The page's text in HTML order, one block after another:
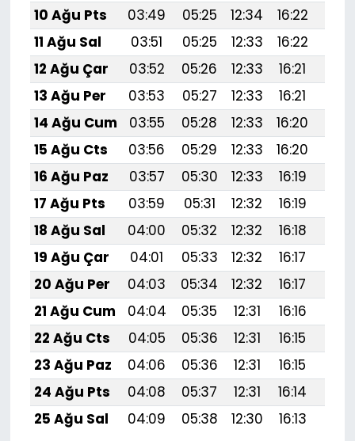
10 Ağu Pts
03:49 05:25 12:34 16:22
11 Ağu Sal
03:51 05:25 12:33 16:22
12 Ağu Çar
03:52 05:26 12:33 16:21
13 Ağu Per
03:53 05:27 12:33 16:21
14 Ağu Cum
03:55 05:28 12:33 16:20
15 Ağu Cts
03:56 05:29 12:33 16:20
16 Ağu Paz
03:57 05:30 12:33 16:19
17 Ağu Pts
03:59 05:31 12:32 16:19
18 Ağu Sal
04:00 05:32 12:32 16:18
19 Ağu Çar
04:01 05:33 12:32 16:17
20 Ağu Per
04:03 05:34 12:32 16:17
21 Ağu Cum
04:04 05:35 12:31 16:16
22 Ağu Cts
04:05 05:36 12:31 16:15
23 Ağu Paz
04:06 05:36 12:31 16:15
24 Ağu Pts
04:08 05:37 12:31 16:14
25 Ağu Sal
04:09 05:38 12:30 16:13